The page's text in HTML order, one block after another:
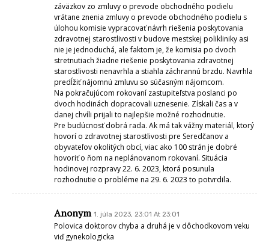
záväzkov zo zmluvy o prevode obchodného podielu
vrátane znenia zmluvy o prevode obchodného podielu s
úlohou komisie vypracovať návrh riešenia poskytovania
zdravotnej starostlivosti v budove mestskej polikliniky asi
nie je jednoduchá, ale faktom je, že komisia po dvoch
stretnutiach žiadne riešenie poskytovania zdravotnej
starostlivosti nenavrhla a stiahla záchrannú brzdu. Navrhla
predĺžiť nájomnú zmluvu so súčasným nájomcom.
Na pokračujúcom rokovaní zastupiteľstva poslanci po
dvoch hodinách dopracovali uznesenie. Získali čas a v
danej chvíli prijali to najlepšie možné rozhodnutie.
Pre budúcnosť dobrá rada. Ak má tak vážny materiál, ktorý
hovorí o zdravotnej starostlivosti pre Seredčanov a
obyvateľov okolitých obcí, viac ako 100 strán je dobré
hovoriť o ňom na neplánovanom rokovaní. Situácia
hodinovej rozpravy 22. 6. 2023, ktorá posunula
rozhodnutie o probléme na 29. 6. 2023 to potvrdila.
Anonym 1. júla 2023, 23:01 At 23:01
Polovica doktorov chyba a druhá je v dôchodkovom veku
viď gynekologicka